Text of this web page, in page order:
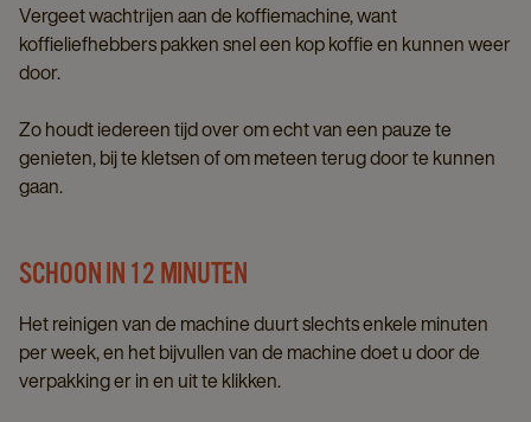
Vergeet wachtrijen aan de koffiemachine, want
koffieliefhebbers pakken snel een kop koffie en kunnen weer
door.
Zo houdt iedereen tijd over om echt van een pauze te
genieten, bij te kletsen of om meteen terug door te kunnen
gaan.
SCHOON IN 12 MINUTEN
Het reinigen van de machine duurt slechts enkele minuten
per week, en het bijvullen van de machine doet u door de
verpakking er in en uit te klikken.